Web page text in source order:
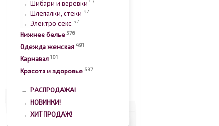
→ Шибари и веревки
→ Шлепалки, стеки 92
→ Электро секс 57
Нижнее белье 576
Одежда женская 491
Карнавал 101
Красота и здоровье 587
→ РАСПРОДАЖА!
→ НОВИНКИ!
→ ХИТ ПРОДАЖ!